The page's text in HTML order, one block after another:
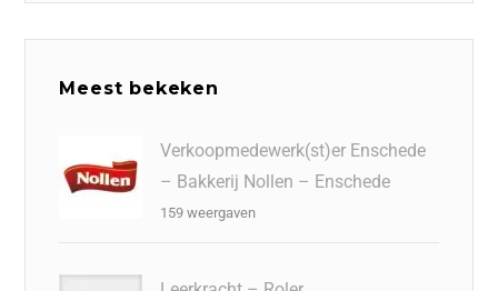
Meest bekeken
Verkoopmedewerk(st)er Enschede
– Bakkerij Nollen – Enschede
159 weergaven